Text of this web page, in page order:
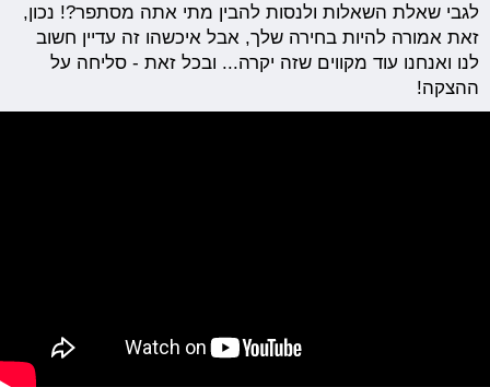
לגבי שאלת השאלות ולנסות להבין מתי אתה מסתפר?! נכון,
זאת אמורה להיות בחירה שלך, אבל איכשהו זה עדיין חשוב
לנו ואנחנו עוד מקווים שזה יקרה... ובכל זאת - סליחה על
ההצקה!